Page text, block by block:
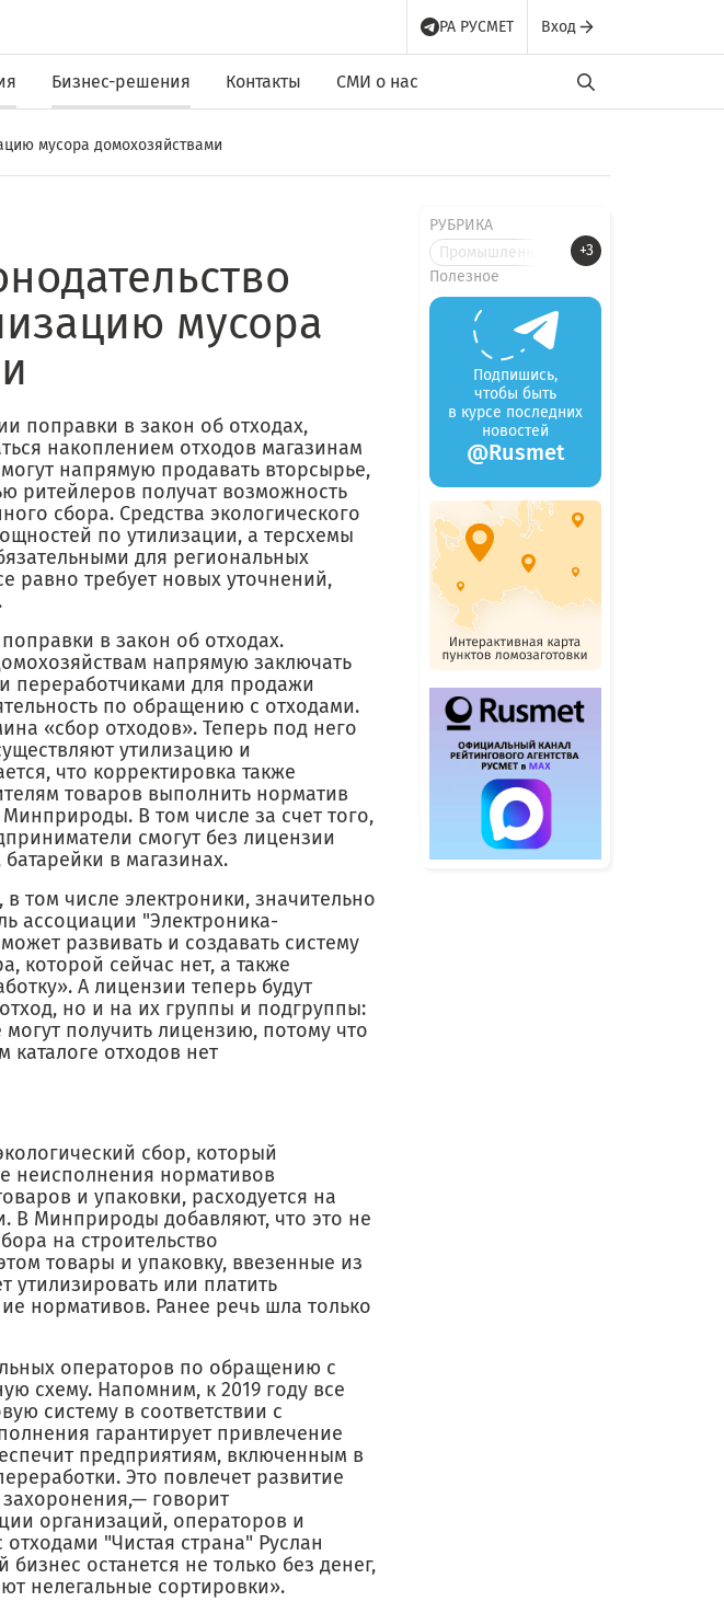
РА РУСМЕТ Вход
Бизнес-решения Контакты СМИ о нас
мусора домохозяйствами
мусора
поправки в закон об отходах,
накоплением отходов магазинам
напрямую продавать вторсырье,
ритейлеров получат возможность
сбора. Средства экологического
по утилизации, а терсхемы
для региональных
равно требует новых уточнений,
в закон об отходах.
напрямую заключать
переработчиками для продажи
по обращению с отходами.
«сбор отходов». Теперь под него
утилизацию и
что корректировка также
товаров выполнить норматив
В том числе за счет того,
смогут без лицензии
в магазинах.
том числе электроники, значительно
ассоциации "Электроника-
развивать и создавать систему
которой сейчас нет, а также
А лицензии теперь будут
но и на их группы и подгруппы:
получить лицензию, потому что
отходов нет
сбор, который
неисполнения нормативов
и упаковки, расходуется на
В Минприроды добавляют, что это не
на строительство
товары и упаковку, ввезенные из
утилизировать или платить
нормативов. Ранее речь шла только
операторов по обращению с
схему. Напомним, к 2019 году все
систему в соответствии с
гарантирует привлечение
предприятиям, включенным в
Это повлечет развитие
говорит
организаций, операторов и
"Чистая страна" Руслан
останется не только без денег,
нелегальные сортировки».
РУБРИКА
Промышленные новости
+3
Полезное
Подпишись,
чтобы быть
в курсе последних
новостей
@Rusmet